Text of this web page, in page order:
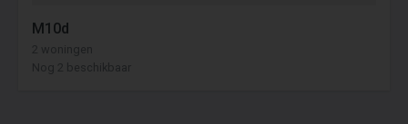
M10d
2 woningen
Nog 2 beschikbaar